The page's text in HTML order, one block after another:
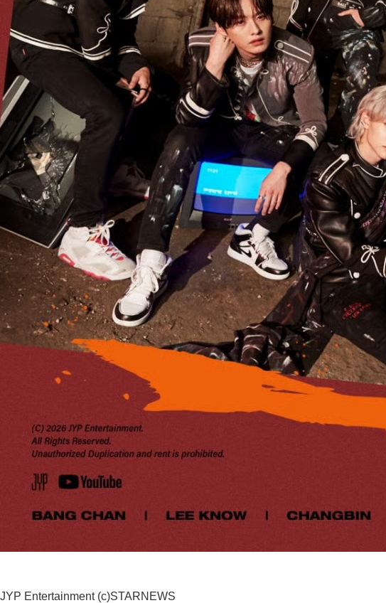
JYP Entertainment (c)STARNEWS